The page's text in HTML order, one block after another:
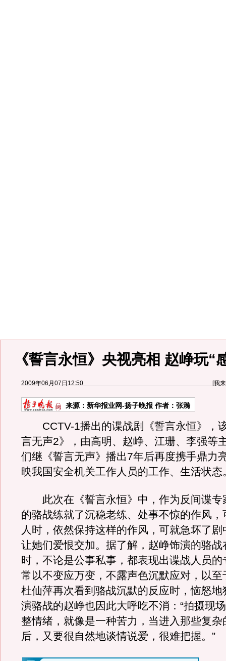
《誓言永恒》央视亮相 赵峥玩“
2009年06月07日12:50 [我
来源： 新华报业网-扬子晚报作者：张漪
CCTV-1播出的谍战剧《誓言永恒》，
言无声2》，由高明、赵峥、江珊、李强等
们继《誓言无声》播出7年后再度携手鼎力
映我国安全机关工作人员的工作、生活状态
此次在《誓言永恒》中，作为反间谍专
的骆战练就了沉稳老练、处事不惊的作风，
人时，依然保持这样的作风，可就急坏了
让她们爱恨交加。据了解，赵峥饰演的骆战
时，不论是公事私事，都表现出谍战人员的
常以不变应万变，不露声色沉默应对，以至
杜仙萍再次看到骆战沉默的反应时，恼怒地
演骆战的赵峥也因此大呼吃不消：“拍摄现
整情绪，就像是一种苦力，当进入那些复杂
后，又要很自然地谈情说爱，很难把握。”